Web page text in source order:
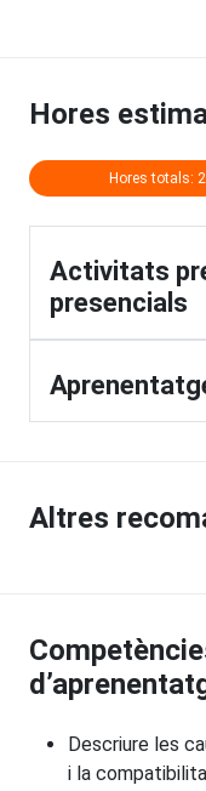
Hores
Hores totals:
Activitats
presencials
Altres
Descriure les
i la